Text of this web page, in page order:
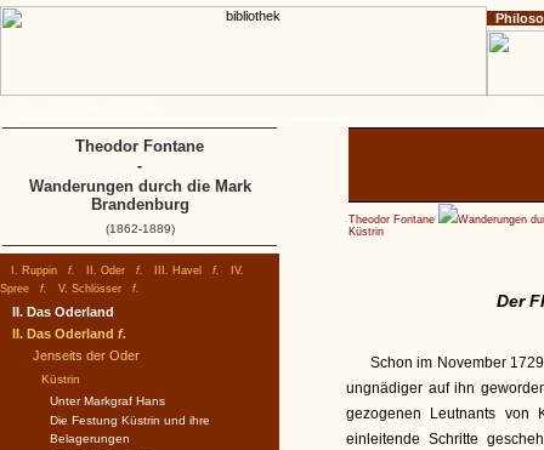
Theodor Fontane
Wanderungen
Küstrin
Der
Schon im November
ungnädiger auf ihn
gezogenen Leutnants von
einleitende Schritte
I. Ruppin f. II. Oder f. III. Havel f.
IV.
Spree
f. V. Schlösser f.
II. Das Oderland
II. Das Oderland f.
Jenseits der Oder
Küstrin
Unter Markgraf Hans
Die Festung Küstrin und ihre
Belagerungen
Theodor Fontane
-
Wanderungen durch die Mark
Brandenburg
(1862-1889)